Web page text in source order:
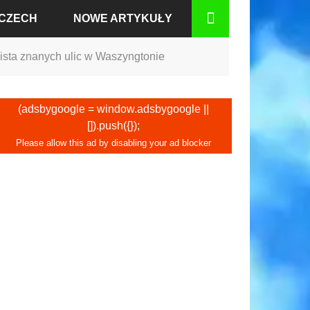
NOWE ARTYKUŁY
znanych ulic w Waszyngtonie
(adsbygoogle = window.adsbygoogle ||
[]).push({});